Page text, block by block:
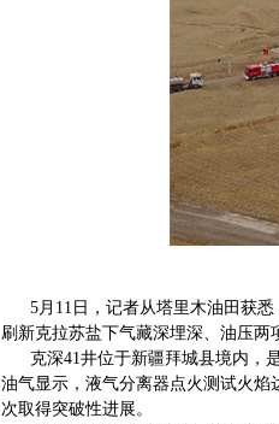
5月11日，记者从塔里木油田获悉
刷新克拉苏盐下气藏深埋深、油压两
克深41井位于新疆拜城县境内，是
油气显示，液气分离器点火测试火焰
次取得突破性进展。